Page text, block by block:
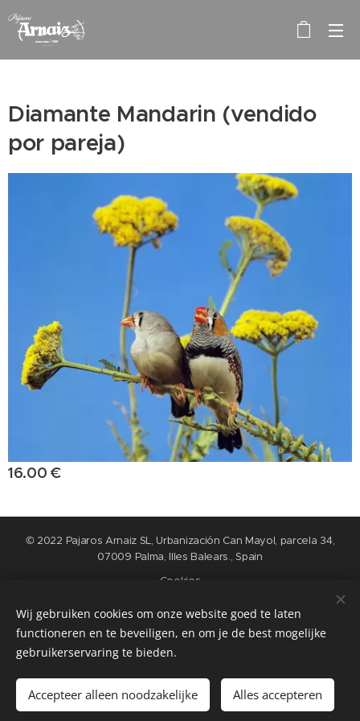
Diamante Mandarin (vendido
por pareja)
16.00 €
Add to cart
© 2022 Pajaros Arnaiz SL, Urbanización Can Mayol, parcela 34,
07009 Palma, Illes Balears., Spain
Cookies
Languages
Nederlands
English Español Français
Wij gebruiken cookies om onze website goed te laten
functioneren en te beveiligen, en om je de best mogelijke
gebruikerservaring te bieden.
Accepteer alleen noodzakelijke Alles accepteren